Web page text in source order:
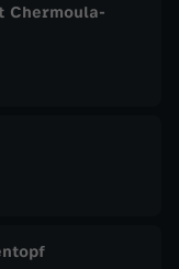
Chermoula-